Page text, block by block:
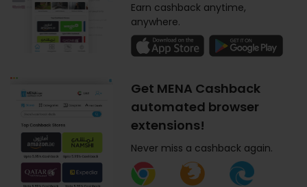
Earn cashback anytime,
anywhere.
Get MENA Cashback
automated browser
extensions!
Never miss a cashback again.